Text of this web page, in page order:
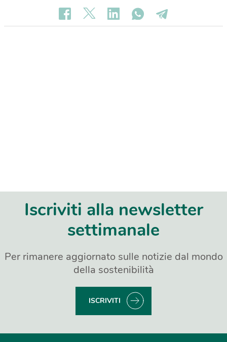
Iscriviti alla newsletter
settimanale
Per rimanere aggiornato sulle notizie dal mondo
della sostenibilità
ISCRIVITI